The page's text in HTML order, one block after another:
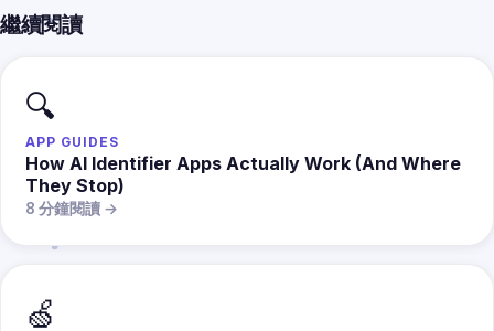
繼續閱讀
🔍
APP GUIDES
How AI Identifier Apps Actually Work (And Where
They Stop)
8 分鐘閱讀 →
🍏